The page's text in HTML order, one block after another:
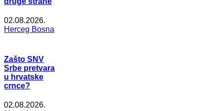
02.08.2026.
Herceg Bosna
Zašto SNV
Srbe pretvara
u hrvatske
crnce?
02.08.2026.